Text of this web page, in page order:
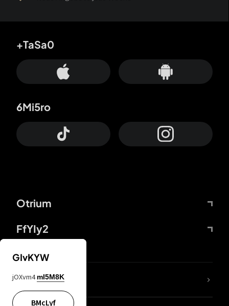
Otrium
FfYIy2
+TaSa0
6Mi5ro
DDcvSo
GIvKYW
jOXvm4 mI5M8K
BMcLyf